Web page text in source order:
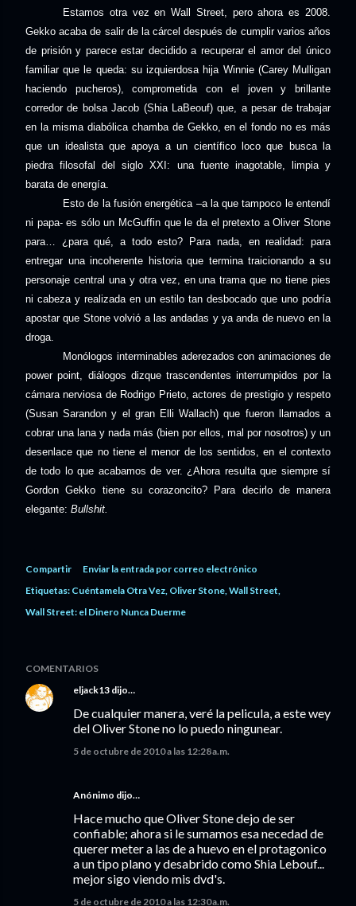
Estamos otra vez en Wall Street, pero ahora es 2008.
Gekko acaba de salir de la cárcel después de cumplir varios años
de prisión y parece estar decidido a recuperar el amor del único
familiar que le queda: su izquierdosa hija Winnie (Carey Mulligan
haciendo pucheros), comprometida con el joven y brillante
corredor de bolsa Jacob (Shia LaBeouf) que, a pesar de trabajar
en la misma diabólica chamba de Gekko, en el fondo no es más
que un idealista que apoya a un científico loco que busca la
piedra filosofal del siglo XXI: una fuente inagotable, limpia y
barata de energía.
Esto de la fusión energética –a la que tampoco le entendí
ni papa- es sólo un McGuffin que le da el pretexto a Oliver Stone
para… ¿para qué, a todo esto? Para nada, en realidad: para
entregar una incoherente historia que termina traicionando a su
personaje central una y otra vez, en una trama que no tiene pies
ni cabeza y realizada en un estilo tan desbocado que uno podría
apostar que Stone volvió a las andadas y ya anda de nuevo en la
droga.
Monólogos interminables aderezados con animaciones de
power point, diálogos dizque trascendentes interrumpidos por la
cámara nerviosa de Rodrigo Prieto, actores de prestigio y respeto
(Susan Sarandon y el gran Elli Wallach) que fueron llamados a
cobrar una lana y nada más (bien por ellos, mal por nosotros) y un
desenlace que no tiene el menor de los sentidos, en el contexto
de todo lo que acabamos de ver. ¿Ahora resulta que siempre sí
Gordon Gekko tiene su corazoncito? Para decirlo de manera
elegante: Bullshit.
Compartir
Enviar la entrada por correo electrónico
Etiquetas: Cuéntamela Otra Vez Oliver Stone Wall Street
Wall Street: el Dinero Nunca Duerme
COMENTARIOS
eljack13 dijo…
De cualquier manera, veré la pelicula, a este wey
del Oliver Stone no lo puedo ningunear.
5 de octubre de 2010 a las 12:28 a.m.
Anónimo dijo…
Hace mucho que Oliver Stone dejo de ser
confiable; ahora si le sumamos esa necedad de
querer meter a las de a huevo en el protagonico
a un tipo plano y desabrido como Shia Lebouf...
mejor sigo viendo mis dvd's.
5 de octubre de 2010 a las 12:30 a.m.